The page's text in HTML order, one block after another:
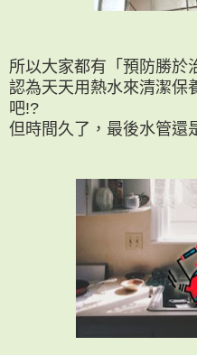
所以大家都有「預防勝於
認為天天用熱水來清潔保
吧!?
但時間久了，最後水管還